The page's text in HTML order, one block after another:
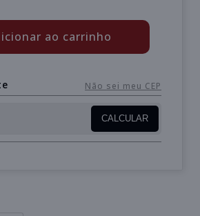
ao carrinho
Não sei meu CEP
CALCULAR